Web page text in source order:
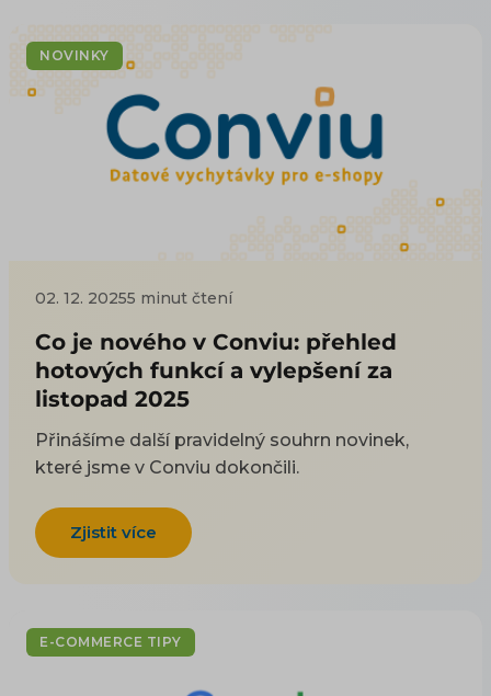
NOVINKY
02. 12. 20255 minut čtení
Co je nového v Conviu: přehled
hotových funkcí a vylepšení za
listopad 2025
Přinášíme další pravidelný souhrn novinek,
které jsme v Conviu dokončili.
Zjistit více
E-COMMERCE TIPY